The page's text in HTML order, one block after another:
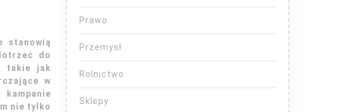
stanowią
do
takie jak
w
nie tylko
Prawo
Przemysł
Rolnictwo
Sklepy